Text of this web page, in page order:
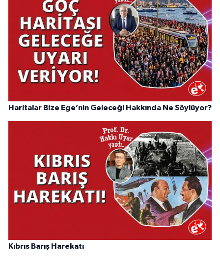
Haritalar Bize Ege’nin Geleceği Hakkında Ne Söylüyor?
Kıbrıs Barış Harekatı